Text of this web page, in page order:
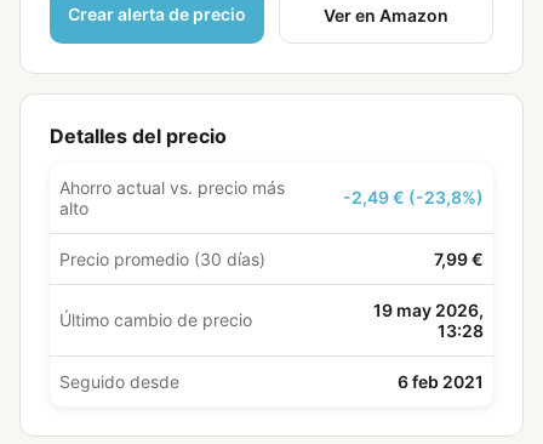
Crear alerta de precio Ver en Amazon
Detalles del precio
Ahorro actual vs. precio más
alto
-2,49 € (-23,8%)
Precio promedio (30 días) 7,99 €
Último cambio de precio
19 may 2026,
13:28
Seguido desde 6 feb 2021